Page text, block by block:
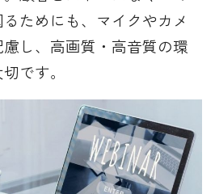
ためにも、マイクやカメ
し、高画質・高音質の環
です。